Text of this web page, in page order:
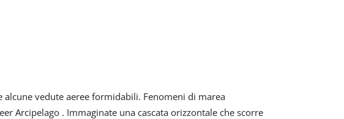
vedute aeree formidabili. Fenomeni di marea
Arcipelago . Immaginate una cascata orizzontale che scorre